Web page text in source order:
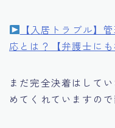
【入居トラブル】
応とは？【弁護士にも
まだ完全決着はして
めてくれていますの